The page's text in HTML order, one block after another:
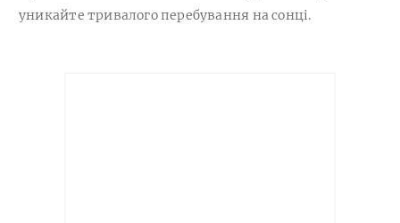
уникайте тривалого перебування на сонці.